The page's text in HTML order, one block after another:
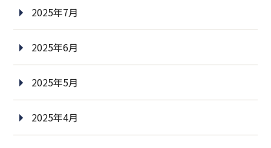
2025年7月
2025年6月
2025年5月
2025年4月